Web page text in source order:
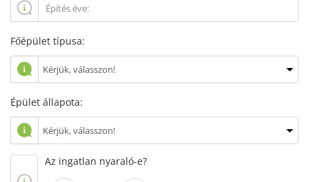
Főépület típusa:
Épület állapota:
Az ingatlan nyaraló-e?